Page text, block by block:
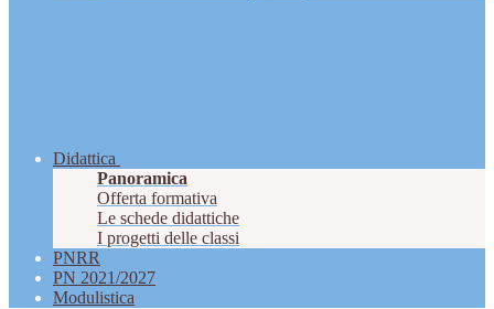
Didattica
Panoramica
Offerta formativa
Le schede didattiche
I progetti delle classi
PNRR
PN 2021/2027
Modulistica